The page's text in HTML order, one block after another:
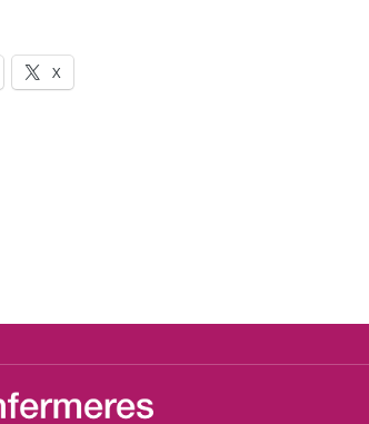
X